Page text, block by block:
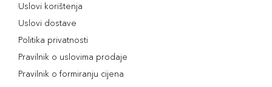
Uslovi korištenja
Uslovi dostave
Politika privatnosti
Pravilnik o uslovima prodaje
Pravilnik o formiranju cijena